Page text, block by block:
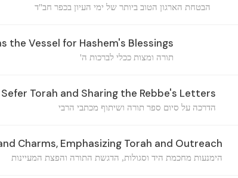
הבטחת הארגון הטוב ביותר של ימי העיון בכפר חב"ד
the Vessel for Hashem's Blessings
תורה ומצות ככלי לברכות ה'
Torah and Sharing the Rebbe's Letters
הדרכה על סיום ספר תורה ושיתוף מכתבי הרבי
Charms, Emphasizing Torah and Outreach
הימנעות מחכמת היד וסגולות, הדגשת התורה והפצת המעיינות